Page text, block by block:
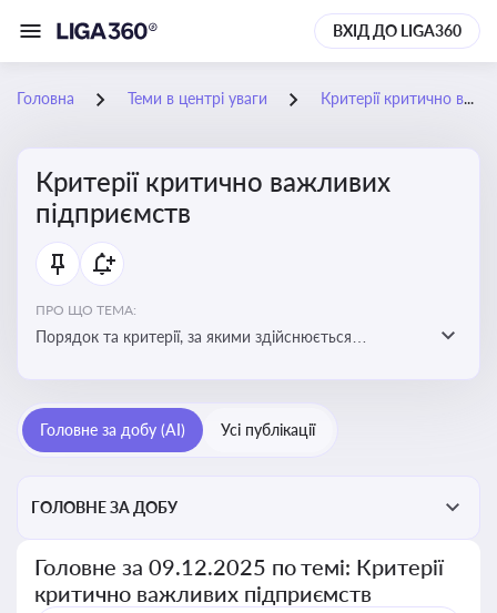
ВХІД ДО LIGA360
Головна Теми в центрі уваги Критерії критично важливих підприємств
Критерії критично важливих
підприємств
ПРО ЩО ТЕМА:
Порядок та критерії, за якими здійснюється
Головне за добу (AI) Усі публікації
ГОЛОВНЕ ЗА ДОБУ
Головне за 09.12.2025 по темі: Критерії
критично важливих підприємств